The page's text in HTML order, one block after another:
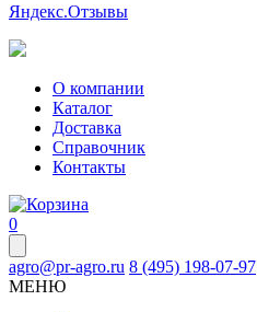
Яндекс.Отзывы
О компании
Каталог
Доставка
Справочник
Контакты
0
agro@pr-agro.ru 8 (495) 198-07-97
МЕНЮ